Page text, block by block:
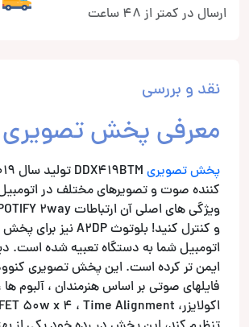
ارسال در کمتر از 48 ساعت
نقد و بررسی
معرفی پخش تصویری DDX419BTM از برند کنوود
پخش تصویری
ایمن تر کرده است. این پخش تصویری کنوود می تواند با 2 تلفن